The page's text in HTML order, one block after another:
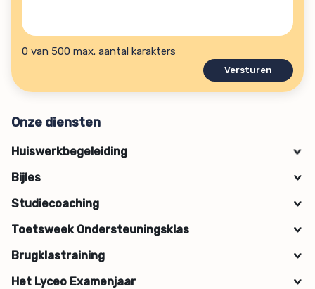
(Vereist)
hulpvraag?
0 van 500 max. aantal karakters
Onze diensten
Huiswerkbegeleiding >
Bijles >
Studiecoaching >
Toetsweek Ondersteuningsklas >
Brugklastraining >
Het Lyceo Examenjaar >